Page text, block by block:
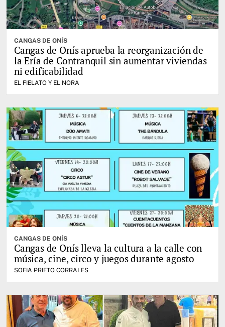
CANGAS DE ONÍS
Cangas de Onís aprueba la reorganización de
la Ería de Contranquil sin aumentar viviendas
ni edificabilidad
EL FIELATO Y EL NORA
CANGAS DE ONÍS
Cangas de Onís lleva la cultura a la calle con
música, cine, circo y juegos durante agosto
SOFIA PRIETO CORRALES